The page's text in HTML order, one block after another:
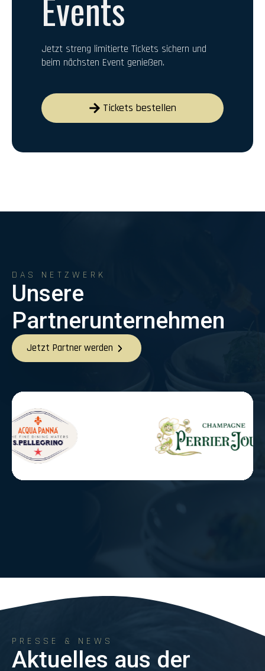
Jetzt streng limitierte Tickets sichern und
beim nächsten Event genießen.
Tickets bestellen
DAS NETZWERK
Unsere
Partnerunternehmen
Jetzt Partner werden
PRESSE & NEWS
Aktuelles aus der